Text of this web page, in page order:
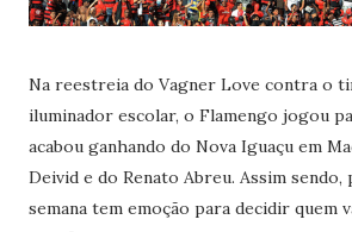
Na reestreia do Vagner Love contra o
iluminador escolar, o Flamengo jogou
acabou ganhando do Nova Iguaçu em
Deivid e do Renato Abreu. Assim
semana tem emoção para decidir quem